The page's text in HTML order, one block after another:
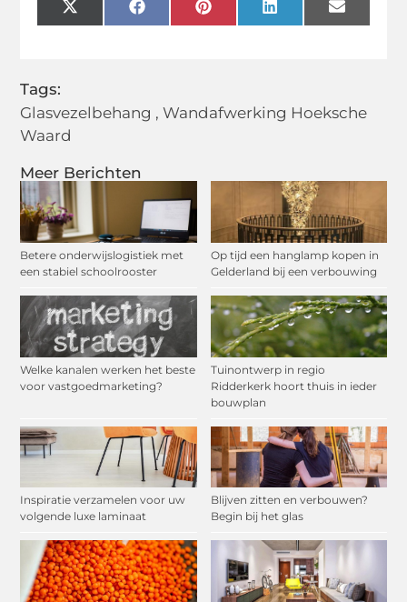
Meer Berichten
Betere onderwijslogistiek met
een stabiel schoolrooster
Op tijd een hanglamp kopen in
Gelderland bij een verbouwing
Welke kanalen werken het beste
voor vastgoedmarketing?
Tuinontwerp in regio
Ridderkerk hoort thuis in ieder
bouwplan
Inspiratie verzamelen voor uw
volgende luxe laminaat
Blijven zitten en verbouwen?
Begin bij het glas
X
(Twitter)
FacebookPinterestLinkedInEmail
Tags:
Glasvezelbehang ,Wandafwerking Hoeksche
Waard